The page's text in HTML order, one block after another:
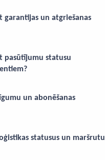
garantijas un atgriešanas
pasūtījumu statusu
un abonēšanas
statusus un maršrutu